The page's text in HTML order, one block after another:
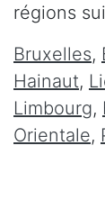
régions
Bruxelles,
Hainaut,
Limbourg,
Orientale,